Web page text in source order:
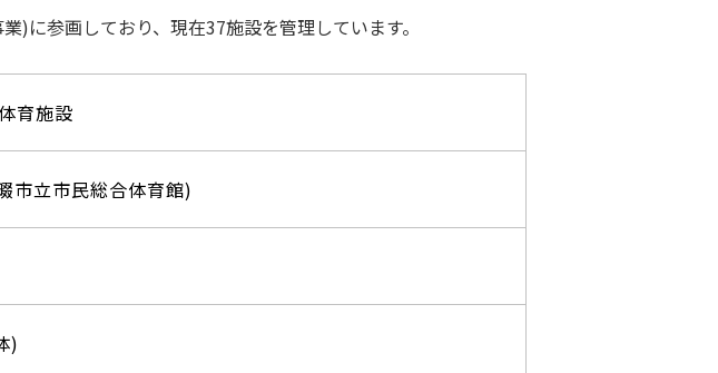
に参画しており、現在37施設を管理しています。
育施設
市⽴市⺠総合体育館)
)